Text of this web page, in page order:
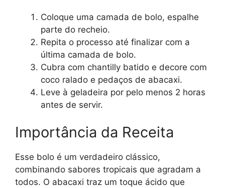
Coloque uma camada de bolo, espalhe
parte do recheio.
Repita o processo até finalizar com a
última camada de bolo.
Cubra com chantilly batido e decore com
coco ralado e pedaços de abacaxi.
Leve à geladeira por pelo menos 2 horas
antes de servir.
Importância da Receita
Esse bolo é um verdadeiro clássico,
combinando sabores tropicais que agradam a
todos. O abacaxi traz um toque ácido que